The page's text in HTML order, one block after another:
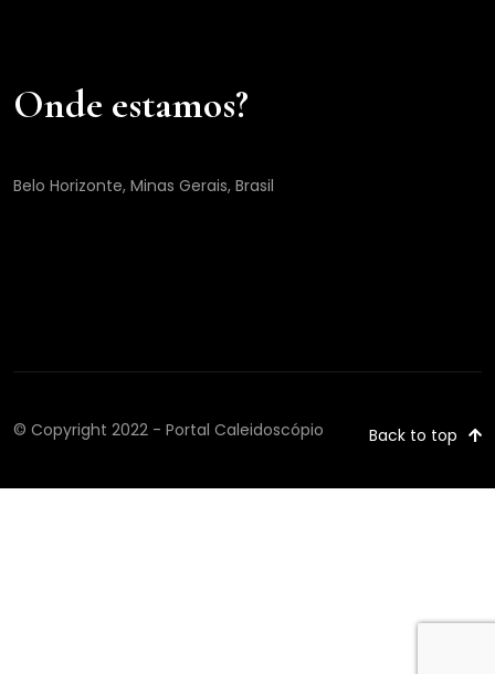
Onde estamos?
Belo Horizonte, Minas Gerais, Brasil
© Copyright 2022 - Portal Caleidoscópio Back to top